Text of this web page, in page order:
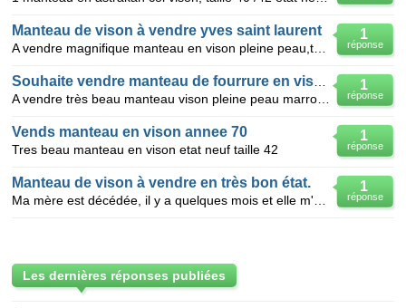
1
réponse
Manteau de vison à vendre yves saint laurent
1
réponse
1
réponse
Vends manteau en vison annee 70
Tres beau manteau en vison etat neuf taille 42
1
réponse
Manteau de vison à vendre en très bon état.
Les dernières réponses publiées